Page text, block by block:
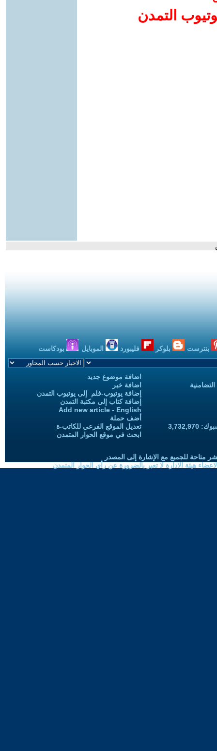
التمدن
بنترست بلوكر فليبورد الموبايل بودكاست
اضافة موضوع جديد
اضافة خبر
إضافة يوتيوب-فلم إلى يوتيوب التمدن
إضافة كتاب إلى مكتبة التمدن
Add new article - English
أضف حملة
تعديل الموقع الفرعي للكاتب-ة
ابحث في موقع الحوار المتمدن
متاحة للجميع مع الإشارة إلى المصدر
هيئة الادارة لا تعبر بالضرورة عن رأي الحوار المتمدن